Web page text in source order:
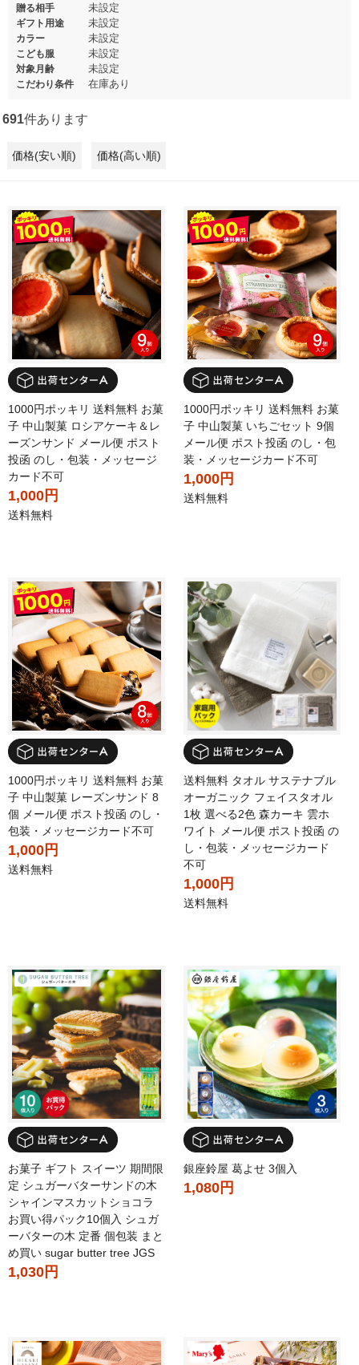
贈る相手 未設定
ギフト用途 未設定
カラー 未設定
こども服 未設定
対象月齢 未設定
こだわり条件 在庫あり
691件あります
価格(安い順) 価格(高い順)
1000円ポッキリ 送料無料 お菓
子 中山製菓 ロシアケーキ＆レ
ーズンサンド メール便 ポスト
投函 のし・包装・メッセージ
カード不可
1,000円
送料無料
1000円ポッキリ 送料無料 お菓
子 中山製菓 いちごセット 9個
メール便 ポスト投函 のし・包
装・メッセージカード不可
1,000円
送料無料
1000円ポッキリ 送料無料 お菓
子 中山製菓 レーズンサンド 8
個 メール便 ポスト投函 のし・
包装・メッセージカード不可
1,000円
送料無料
送料無料 タオル サステナブル
オーガニック フェイスタオル
1枚 選べる2色 森カーキ 雲ホ
ワイト メール便 ポスト投函 の
し・包装・メッセージカード
不可
1,000円
送料無料
お菓子 ギフト スイーツ 期間限
定 シュガーバターサンドの木
シャインマスカットショコラ
お買い得パック10個入 シュガ
ーバターの木 定番 個包装 まと
め買い sugar butter tree JGS
1,030円
銀座鈴屋 葛よせ 3個入
1,080円